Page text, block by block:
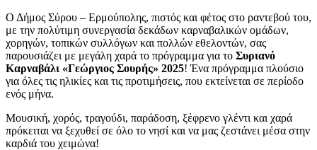
Ο Δήμος Σύρου – Ερμούπολης, πιστός και φέτος στο ραντεβού του,
με την πολύτιμη συνεργασία δεκάδων καρναβαλικών ομάδων,
χορηγών, τοπικών συλλόγων και πολλών εθελοντών, σας
παρουσιάζει με μεγάλη χαρά το πρόγραμμα για το Συριανό
Καρναβάλι «Γεώργιος Σουρής» 2025! Ένα πρόγραμμα πλούσιο
για όλες τις ηλικίες και τις προτιμήσεις, που εκτείνεται σε περίοδο
ενός μήνα.
Μουσική, χορός, τραγούδι, παράδοση, ξέφρενο γλέντι και χαρά
πρόκειται να ξεχυθεί σε όλο το νησί και να μας ζεστάνει μέσα στην
καρδιά του χειμώνα!